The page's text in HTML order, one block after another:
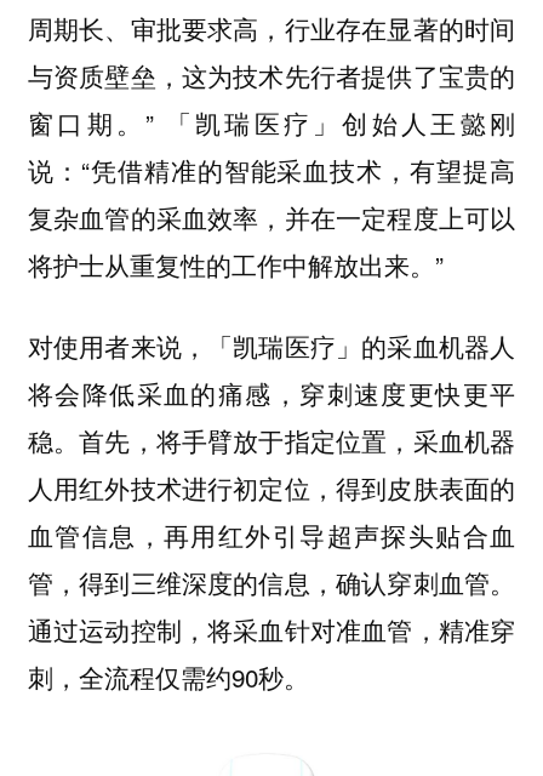
周期长、审批要求高，行业存在显著的时间
与资质壁垒，这为技术先行者提供了宝贵的
窗口期。”
「凯瑞医疗」创始人王懿刚
说：“凭借精准的智能采血技术，有望提高
复杂血管的采血效率，并在一定程度上可以
将护士从重复性的工作中解放出来。”
对使用者来说，「凯瑞医疗」的采血机器人
将会降低采血的痛感，穿刺速度更快更平
稳。首先，将手臂放于指定位置，采血机器
人用红外技术进行初定位，得到皮肤表面的
血管信息，再用红外引导超声探头贴合血
管，得到三维深度的信息，确认穿刺血管。
通过运动控制，将采血针对准血管，精准穿
刺，全流程仅需约90秒。